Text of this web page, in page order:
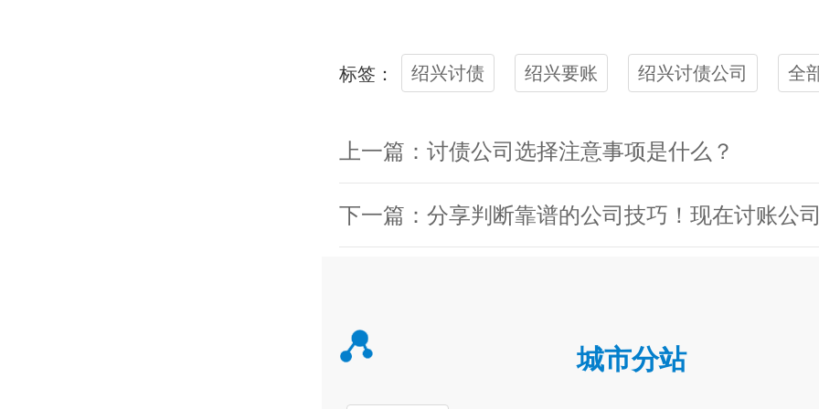
标签： 绍兴讨债 绍兴要账 绍兴讨债公司 全
上一篇：讨债公司选择注意事项是什么？
城市分站